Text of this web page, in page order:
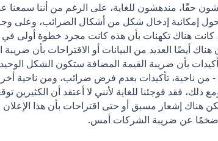
حقًا، مندهشون للغاية، على الرغم من أننا سمعنا
حول إمكانية إدخال شكل من أشكال الضرائب، وعلى
كانت هناك تكهنات بأن هذه كانت مجرد خطوة أولى في
أيضًا العديد من البيانات أو الاقتراحات بأن
بأن ضريبة القيمة المضافة ستكون الشكل
من ناحية، تأكيدات بعدم فرض ضرائب، ومن ناحية
فقد فوجئنا للغاية لأنني لا أعتقد أن الكثيرين
هناك إشعار مسبق أو حتى اقتراحات بأن هذا
ضخمًا عن ضريبة الشركات أمس.